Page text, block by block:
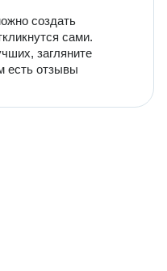
создать
сами.
загляните
есть отзывы